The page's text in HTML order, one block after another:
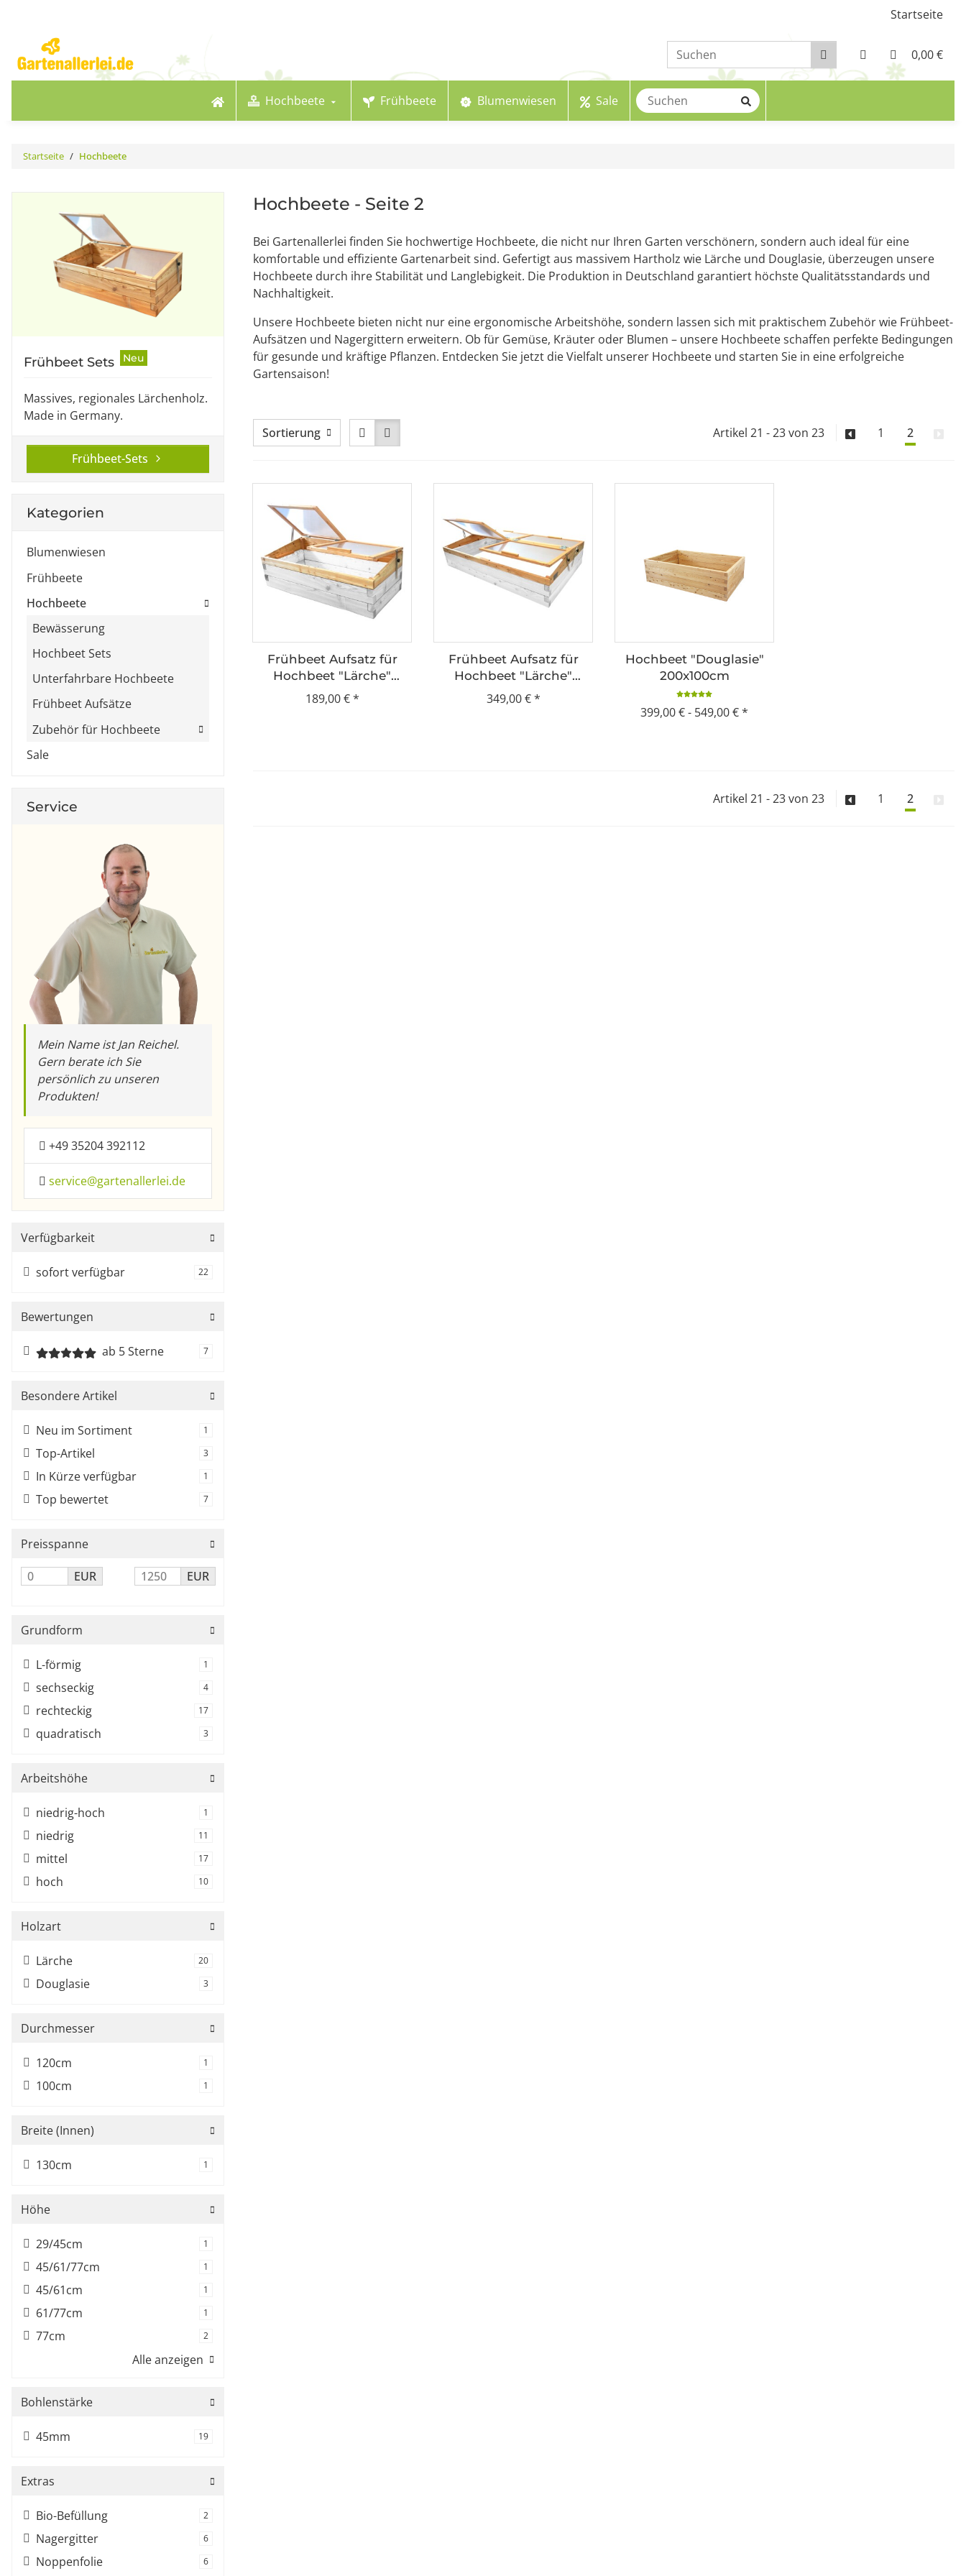
Startseite
0,00 €
Hochbeete Frühbeete Blumenwiesen Sale
Startseite Hochbeete
Hochbeete - Seite 2
Bei Gartenallerlei finden Sie hochwertige Hochbeete, die nicht nur Ihren Garten verschönern, sondern auch ideal für eine
komfortable und effiziente Gartenarbeit sind. Gefertigt aus massivem Hartholz wie Lärche und Douglasie, überzeugen unsere
Hochbeete durch ihre Stabilität und Langlebigkeit. Die Produktion in Deutschland garantiert höchste Qualitätsstandards und
Nachhaltigkeit.
Unsere Hochbeete bieten nicht nur eine ergonomische Arbeitshöhe, sondern lassen sich mit praktischem Zubehör wie Frühbeet-
Aufsätzen und Nagergittern erweitern. Ob für Gemüse, Kräuter oder Blumen – unsere Hochbeete schaffen perfekte Bedingungen
für gesunde und kräftige Pflanzen. Entdecken Sie jetzt die Vielfalt unserer Hochbeete und starten Sie in eine erfolgreiche
Gartensaison!
Sortierung Artikel 21 - 23 von 23 1 2
Frühbeet Aufsatz für
Hochbeet "Lärche"
130x60cm
189,00 €*
Frühbeet Aufsatz für
Hochbeet "Lärche"
190x120cm
349,00 €*
Hochbeet "Douglasie"
200x100cm
399,00 € - 549,00 €*
Artikel 21 - 23 von 23 1 2
Frühbeet Sets Neu
Massives, regionales Lärchenholz.
Made in Germany.
Frühbeet-Sets
Kategorien
Blumenwiesen
Frühbeete
Hochbeete
Bewässerung
Hochbeet Sets
Unterfahrbare Hochbeete
Frühbeet Aufsätze
Zubehör für Hochbeete
Sale
Service
Mein Name ist Jan Reichel.
Gern berate ich Sie
persönlich zu unseren
Produkten!
+49 35204 392112
service@gartenallerlei.de
Verfügbarkeit
sofort verfügbar 22Artikel gefunden
Bewertungen
ab 5 Sterne 7Artikel gefunden
Besondere Artikel
Neu im Sortiment 1
Top-Artikel 3Artikel gefunden
In Kürze verfügbar 1
Top bewertet 7Artikel gefunden
Preisspanne
EUR EUR
Grundform
L-förmig 1
sechseckig 4Artikel gefunden
rechteckig 17Artikel gefunden
quadratisch 3Artikel gefunden
Arbeitshöhe
niedrig-hoch 1
niedrig 11
mittel 17Artikel gefunden
hoch 10Artikel gefunden
Holzart
Lärche 20Artikel gefunden
Douglasie 3Artikel gefunden
Durchmesser
120cm 1
100cm 1
Breite (Innen)
130cm 1
Höhe
29/45cm 1
45/61/77cm 1
45/61cm 1
61/77cm 1
77cm 2
Alle anzeigen
Bohlenstärke
45mm 19Artikel gefunden
Extras
Bio-Befüllung 2
Nagergitter 6Artikel gefunden
Noppenfolie 6Artikel gefunden